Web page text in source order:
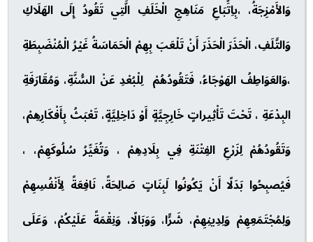
وَالأَمْزِجَةُ، ،بِاِتِّبَاعِ مَنَاهِجِ الْخَلَفِ الَّتِي تَقُودُ إِلَى الهَلَاكِ
وَالتَّلَفِ، الْحَذَرَ الْحَذَرَ أَنْ تَلْعَبَ بِهِمْ الْحَمَاسَةُ غَيْرُ الْمُنْضَبِطَةِ
،وَالعَوَاطِفُ الهَوْجَاءُ، فَتَقُودُهُمْ لِلْبُعْدِ عَنْ السُّنَّةِ، وَمُقَارَفَةِ
البِدْعَةِ ، تَحْتَ تَأْثِيراتٍ خَارِجِيَّةٍ أَوْ دَاخِلِيَّةٍ، تَعْبَثُ بِأَفْكَارِهِمْ،
وَتَقُودُهُمْ لِزَرْعِ الفِتْنَةِ فِي بِلَادِهِمْ ، وَتُغَيِّرُ سُلُوكَهِمْ، ،
فَيُصبِحُوا بَدَلًا أَنْ يَكُونُوا لَبِنَاتٍ صَالِحَةً، نَافِعَةً لِأَنْفُسِهِمْ
وَلِمُجْتَمَعِهِمْ وَلِدِينِهِمْ، شَرًّا، وَوَبَالًا، وَنِقْمَةً عَلَيْكُمْ، وَعَلَى